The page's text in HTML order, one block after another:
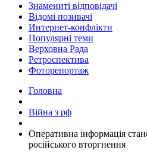
Знамениті відповідачі
Відомі позивачі
Интернет-конфлікти
Популярні теми
Верховна Рада
Ретроспектива
Фоторепортаж
Головна
Війна з рф
​Оперативна інформація
російського вторгнення